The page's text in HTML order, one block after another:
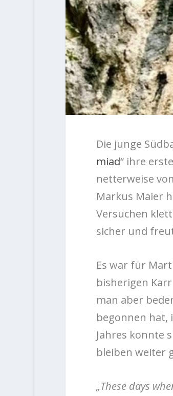
Die junge
miad“ ihre
netterweise
Markus Maier
Versuchen
sicher und
Es war für
bisherigen
man aber
begonnen hat,
Jahres konnte
bleiben weiter
„These days